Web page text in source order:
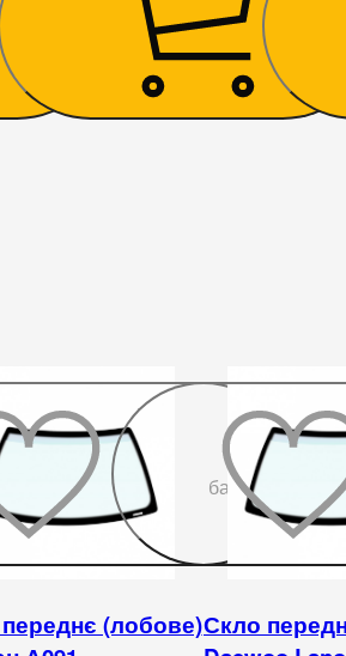
1 980
До
бажаного
(лобове)Скло